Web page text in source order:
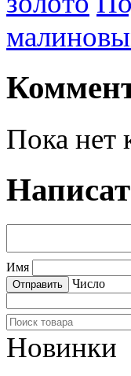
Пока нет
Имя
Число
Новинки